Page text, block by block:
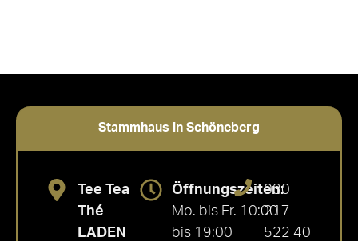
Stammhaus in Schöneberg
Tee Tea
Thé
LADEN
Öffnungszeiten:
Mo. bis Fr. 10:00
bis 19:00
030
217
522 40